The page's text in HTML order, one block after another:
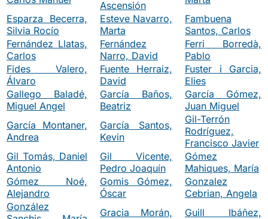
Ascensión
Esparza Becerra,
Silvia Rocío
Esteve Navarro,
Marta
Fambuena
Santos, Carlos
Fernández Llatas,
Carlos
Fernández
Narro, David
Ferri Borredà,
Pablo
Fides Valero,
Álvaro
Fuente Herraiz,
David
Fuster i Garcia,
Elies
Gallego Baladé,
Miguel Angel
García Baños,
Beatriz
García Gómez,
Juan Miguel
García Montaner,
Andrea
García Santos,
Kevin
Gil-Terrón
Rodríguez,
Francisco Javier
Gil Tomás, Daniel
Antonio
Gil Vicente,
Pedro Joaquín
Gómez
Mahiques, María
Gómez Noé,
Alejandro
Gomis Gómez,
Óscar
Gonzalez
Cebrian, Angela
González
Gracia Morán,
Guill Ibáñez,